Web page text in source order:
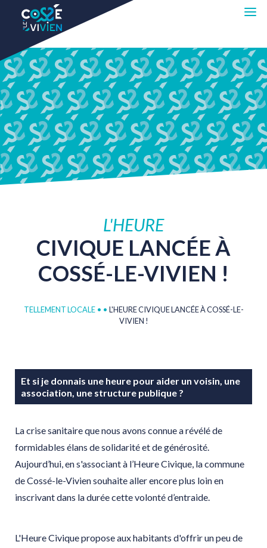
L'HEURE
CIVIQUE LANCÉEÀ
COSSÉ-LE-VIVIEN !
TELLEMENT LOCALE • • L'HEURE CIVIQUE LANCÉE À COSSÉ-LE-
VIVIEN !
Et si je donnais une heure pour aider un voisin, une
association, une structure publique ?
La crise sanitaire que nous avons connue a révélé de
formidables élans de solidarité et de générosité.
Aujourd’hui, en s'associant à l’Heure Civique, la commune
de Cossé-le-Vivien souhaite aller encore plus loin en
inscrivant dans la durée cette volonté d’entraide.
L'Heure Civique propose aux habitants d'offrir un peu de